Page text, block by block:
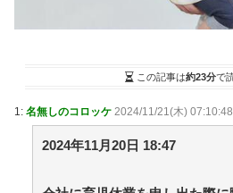
【プロ野球】今年のドラフト
キロの超大型二刀流・菰田の進
えている…」←1.2万いいね / 2ch
【プロ野球】昭和の江川から令
めアンテナ！ (8/5 22:48)
ン！！！！！！！！！！！！ /
この記事は約23分で
1: 名無しのコロッケ 2024/11/21(木)
2024年11月20日 18:47